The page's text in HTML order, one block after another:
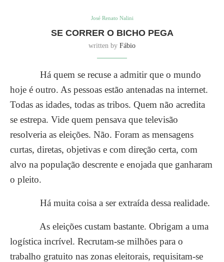
José Renato Nalini
SE CORRER O BICHO PEGA
written by Fábio
Há quem se recuse a admitir que o mundo
hoje é outro. As pessoas estão antenadas na internet.
Todas as idades, todas as tribos. Quem não acredita
se estrepa. Vide quem pensava que televisão
resolveria as eleições. Não. Foram as mensagens
curtas, diretas, objetivas e com direção certa, com
alvo na população descrente e enojada que ganharam
o pleito.
Há muita coisa a ser extraída dessa realidade.
As eleições custam bastante. Obrigam a uma
logística incrível. Recrutam-se milhões para o
trabalho gratuito nas zonas eleitorais, requisitam-se